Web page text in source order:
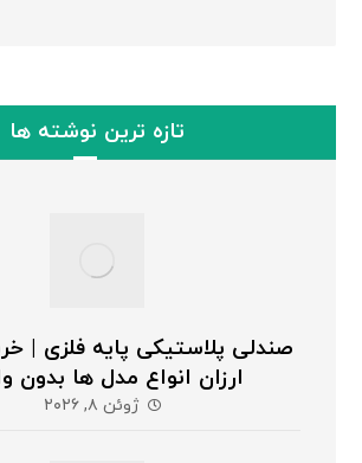
تازه ترین نوشته ها
صندلی پلاستیکی پایه فلزی |
ارزان انواع مدل ها بدون
ژوئن ۸, ۲۰۲۶